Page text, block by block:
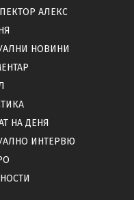
АЛЕКС
НОВИНИ
НА ДЕНЯ
ИНТЕРВЮ